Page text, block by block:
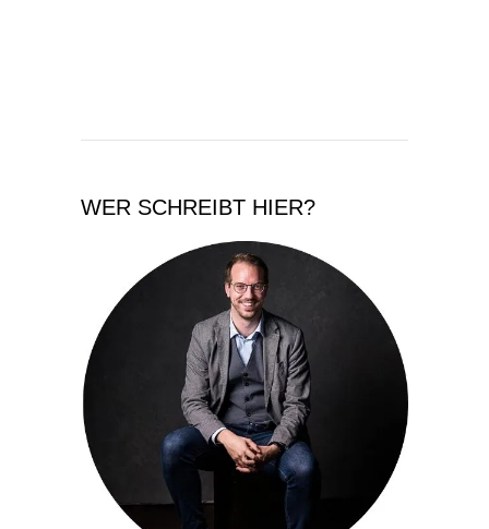
WER SCHREIBT HIER?